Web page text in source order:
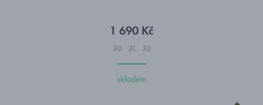
1 690 Kč
30 31 33
skladem